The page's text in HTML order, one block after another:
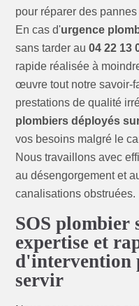
pour réparer des
En cas d'urgence
sans tarder au04 22 13
rapide réalisée à
œuvre tout notre savoir-
prestations de qualité
plombiers déployés
vos besoins malgré le
Nous travaillons avec
au désengorgement et
canalisations obstruées.
SOS plombier
expertise et
d'intervention
servir